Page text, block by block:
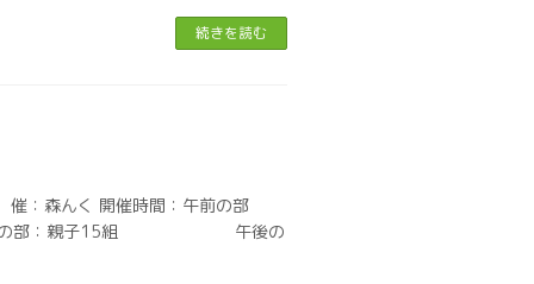
続きを読む
：森んく 開催時間：午前の部
の部：親子15組 午後の